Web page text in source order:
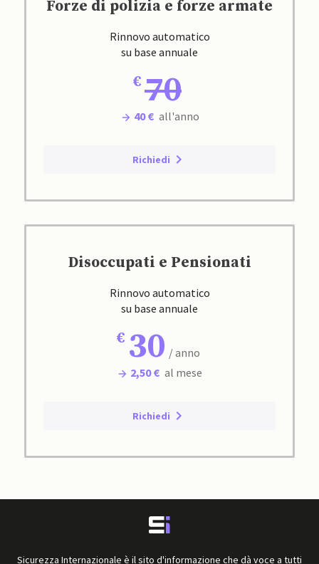
Forze di polizia e forze armate
Rinnovo automatico
su base annuale
70
40 € all'anno
Richiedi
Disoccupati e Pensionati
Rinnovo automatico
su base annuale
30 / anno
2,50 € al mese
Richiedi
Sicurezza Internazionale è il sito d'informazione che dà voce a tutti